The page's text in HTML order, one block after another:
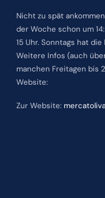
Nicht zu spät
der Woche schon um
15 Uhr. Sonntags hat
Weitere Infos (auch
manchen Freitagen bis
Website:
Zur Website: